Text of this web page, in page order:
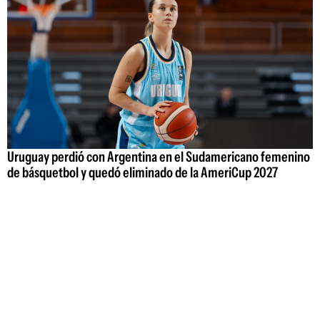
Uruguay perdió con Argentina en el Sudamericano femenino
de básquetbol y quedó eliminado de la AmeriCup 2027